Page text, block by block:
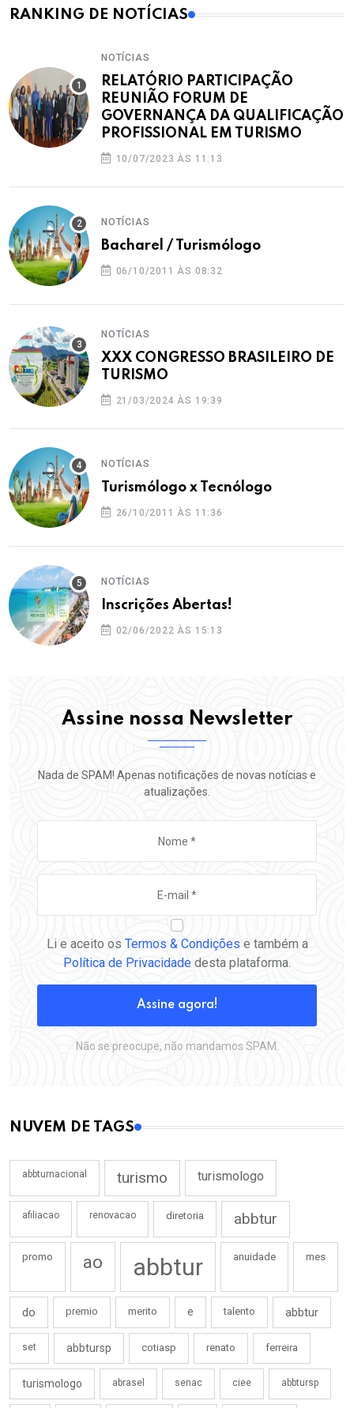
RANKING DE NOTÍCIAS
NOTÍCIAS
RELATÓRIO PARTICIPAÇÃO
REUNIÃO FORUM DE
GOVERNANÇA DA QUALIFICAÇÃO
PROFISSIONAL EM TURISMO
10/07/2023 ÀS 11:13
NOTÍCIAS
Bacharel / Turismólogo
06/10/2011 ÀS 08:32
NOTÍCIAS
XXX CONGRESSO BRASILEIRO DE
TURISMO
21/03/2024 ÀS 19:39
NOTÍCIAS
Turismólogo x Tecnólogo
26/10/2011 ÀS 11:36
NOTÍCIAS
Inscrições Abertas!
02/06/2022 ÀS 15:13
Assine nossa Newsletter
Nada de SPAM! Apenas notificações de novas notícias e
atualizações.
Li e aceito os Termos & Condições e também a
Política de Privacidade desta plataforma.
Assine agora!
Não se preocupe, não mandamos SPAM.
NUVEM DE TAGS
abbturnacional turismo turismologo
afiliacao renovacao diretoria abbtur
promo ao abbtur anuidade mes
do premio merito e talento abbtur
set abbtursp cotiasp renato ferreira
turismologo abrasel senac ciee abbtursp